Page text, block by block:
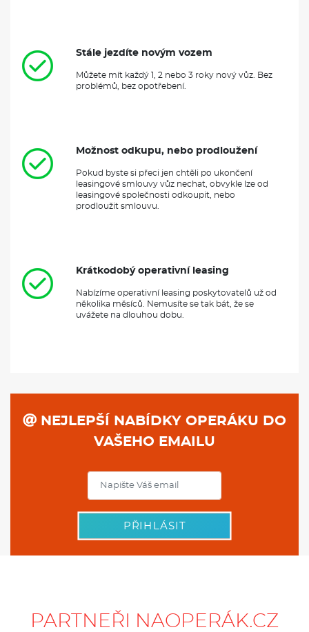
atraktivním vzhledem, ale také špičkovou technologií a
komfortem pro řidiče i cestující. Je vybaven motory o výkonu až
300 koní
, které poskytují skvělé zrychlení a dynamické jízdní
vlastnosti. Součástí výbavy jsou moderní asistenční systémy a
Klimatizace
Stále jezdíte novým vozem
Můžete mít každý 1, 2 nebo 3 roky nový vůz. Bez
problémů, bez opotřebení.
Možnost odkupu, nebo prodloužení
Pokud byste si přeci jen chtěli po ukončení
leasingové smlouvy vůz nechat, obvykle lze od
leasingové společnosti odkoupit, nebo
prodloužit smlouvu.
Krátkodobý operativní leasing
Nabízíme operativní leasing poskytovatelů už od
několika měsíců. Nemusíte se tak bát, že se
uvážete na dlouhou dobu.
NEJLEPŠÍ NABÍDKY OPERÁKU DO
VAŠEHO EMAILU
PŘIHLÁSIT
PARTNEŘI NAOPERÁK.CZ